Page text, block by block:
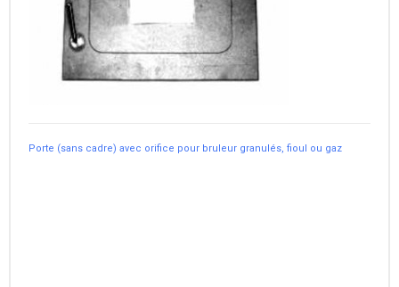
Porte (sans cadre) avec orifice pour bruleur granulés, fioul ou gaz